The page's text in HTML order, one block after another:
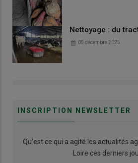
Nettoyage : du
05 décembre 2025
INSCRIPTION NEWSLETTER
Qu’est ce qui a agité les actualités
Loire ces derniers